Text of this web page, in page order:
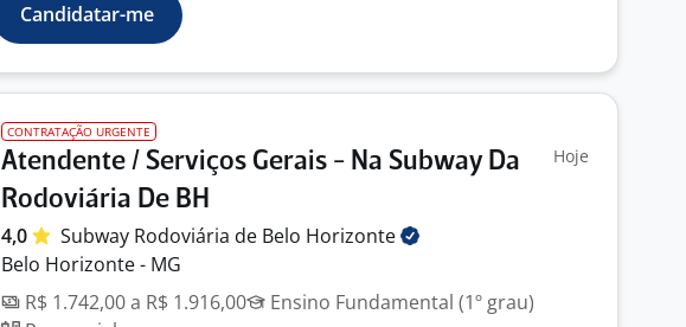
Candidatar-me
CONTRATAÇÃO URGENTE
Atendente / Serviços Gerais - Na Subway Da
Rodoviária De BH
Hoje
4,0 Subway Rodoviária de Belo Horizonte
Belo Horizonte - MG
R$ 1.742,00 a R$ 1.916,00
Ensino Fundamental (1º grau)